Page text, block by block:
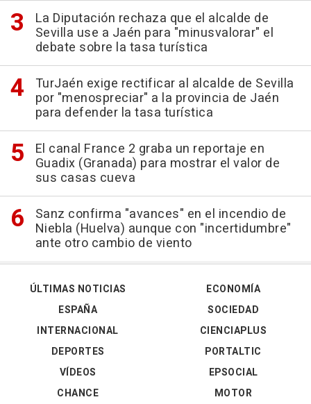
La Diputación rechaza que el alcalde de
Sevilla use a Jaén para "minusvalorar" el
debate sobre la tasa turística
TurJaén exige rectificar al alcalde de Sevilla
por "menospreciar" a la provincia de Jaén
para defender la tasa turística
El canal France 2 graba un reportaje en
Guadix (Granada) para mostrar el valor de
sus casas cueva
Sanz confirma "avances" en el incendio de
Niebla (Huelva) aunque con "incertidumbre"
ante otro cambio de viento
ÚLTIMAS NOTICIAS
ESPAÑA
INTERNACIONAL
DEPORTES
VÍDEOS
ECONOMÍA
SOCIEDAD
CIENCIAPLUS
PORTALTIC
EPSOCIAL
CHANCE
MOTOR